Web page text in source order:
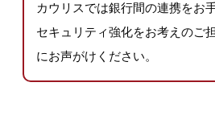
カウリスでは銀行間の連携をお
セキュリティ強化をお考えのご
にお声がけください。